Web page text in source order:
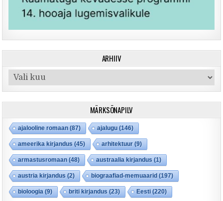
ARHIIV
Arhiiv
MÄRKSÕNAPILV
ajalooline romaan (87) ajalugu (146)
ameerika kirjandus (45) arhitektuur (9)
armastusromaan (48) austraalia kirjandus (1)
austria kirjandus (2) biograafiad-memuaarid (197)
bioloogia (9) briti kirjandus (23) Eesti (220)